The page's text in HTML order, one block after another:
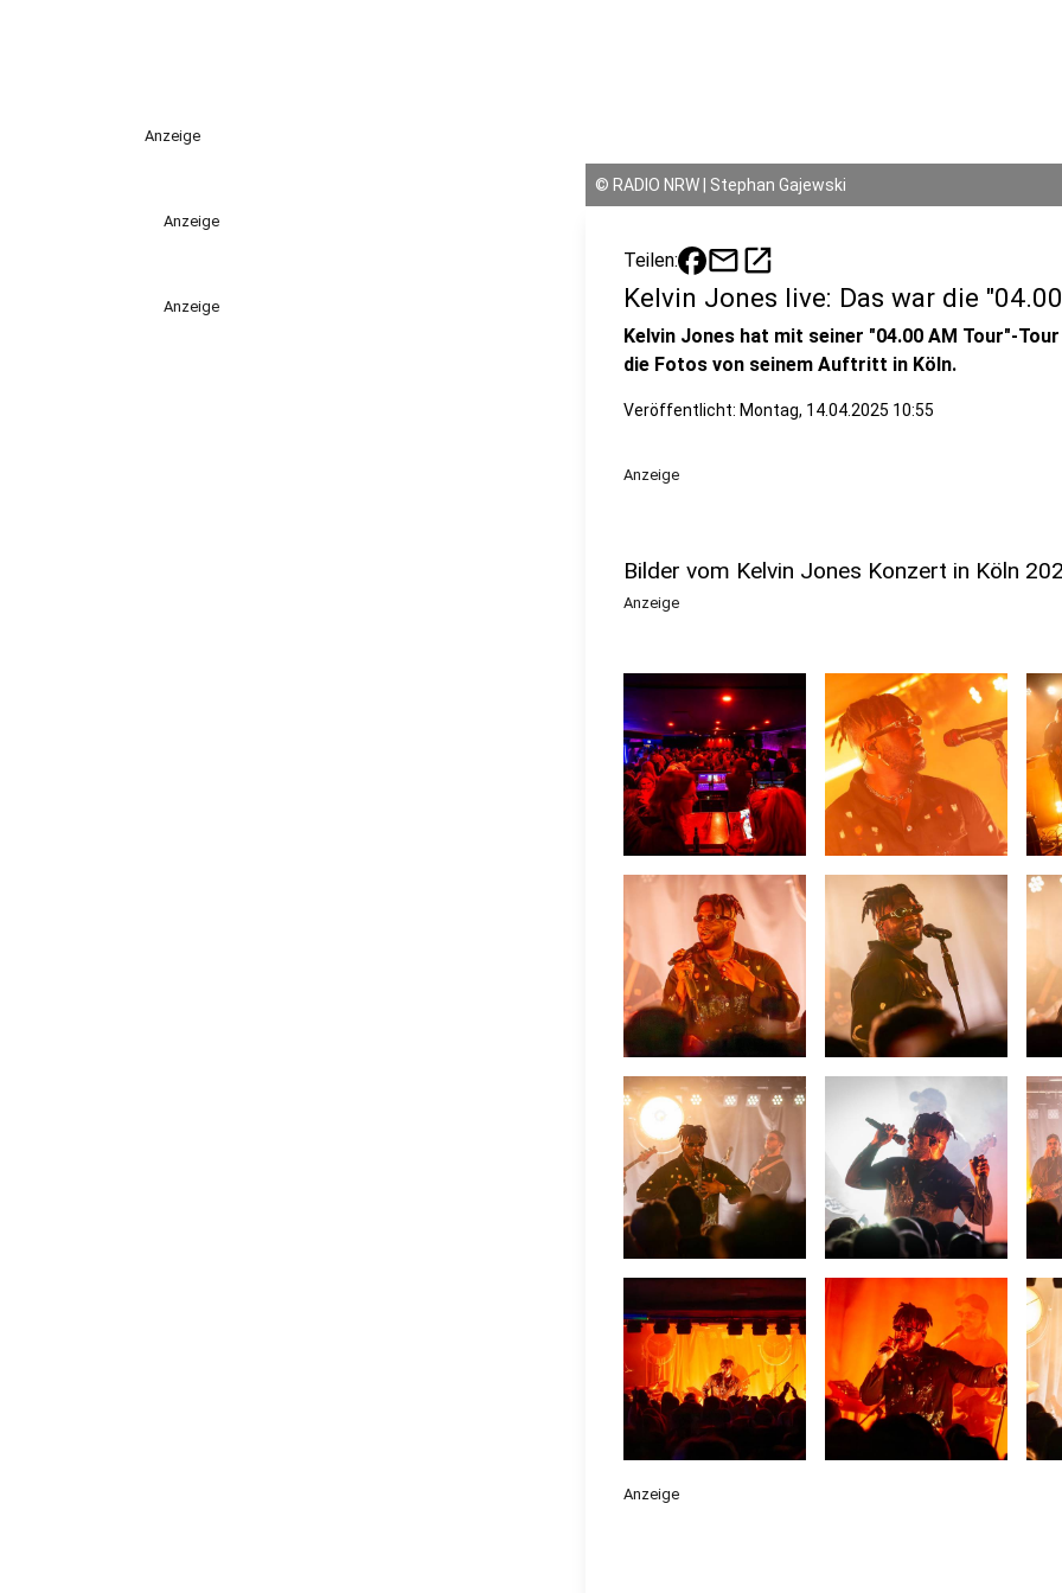
Anzeige
Anzeige
Anzeige
© RADIO NRW | Stephan Gajewski
Teilen: mailopen_in_new
Kelvin Jones live: Das war die
Kelvin Jones hat mit seiner "04.00 AM Tour"-
die Fotos von seinem Auftritt in Köln.
Veröffentlicht: Montag, 14.04.2025 10:55
Anzeige
Bilder vom Kelvin Jones Konzert in Köln
Anzeige
Anzeige